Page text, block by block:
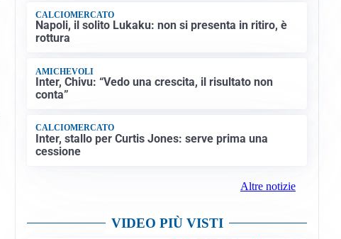
CALCIOMERCATO
Napoli, il solito Lukaku: non si presenta in ritiro, è
rottura
AMICHEVOLI
Inter, Chivu: “Vedo una crescita, il risultato non
conta”
CALCIOMERCATO
Inter, stallo per Curtis Jones: serve prima una
cessione
Altre notizie
VIDEO PIÙ VISTI